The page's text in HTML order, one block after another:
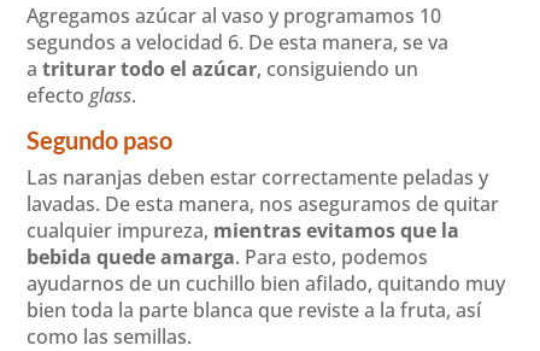
Agregamos azúcar al vaso y programamos 10
segundos a velocidad 6. De esta manera, se va
atriturar todo el azúcar, consiguiendo un
efectoglass.
Segundo paso
Las naranjas deben estar correctamente peladas y
lavadas. De esta manera, nos aseguramos de quitar
cualquier impureza, mientras evitamos que la
bebida quede amarga. Para esto, podemos
ayudarnos de un cuchillo bien afilado, quitando muy
bien toda la parte blanca que reviste a la fruta, así
como las semillas.